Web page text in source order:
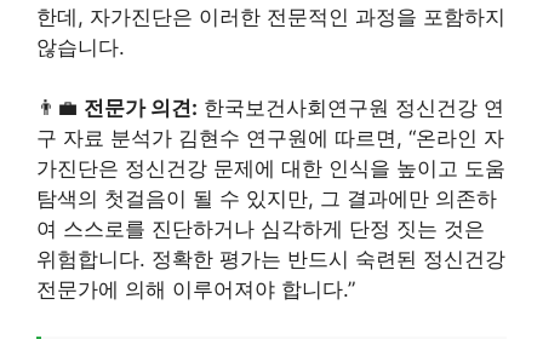
한데, 자가진단은 이러한 전문적인 과정을 포함하지
않습니다.
👨‍💼 전문가 의견: 한국보건사회연구원 정신건강 연
구 자료 분석가 김현수 연구원에 따르면, “온라인 자
가진단은 정신건강 문제에 대한 인식을 높이고 도움
탐색의 첫걸음이 될 수 있지만, 그 결과에만 의존하
여 스스로를 진단하거나 심각하게 단정 짓는 것은
위험합니다. 정확한 평가는 반드시 숙련된 정신건강
전문가에 의해 이루어져야 합니다.”